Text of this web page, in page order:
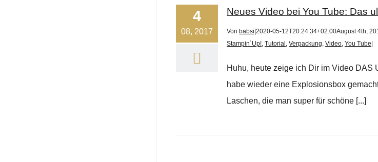
4
08, 2017
Neues Video bei You Tube: Das
Von babsi 2020-05-12T20:24:34+02:00August 4th,
Stampin´Up!, Tutorial , Verpackung, Video, You Tube
Huhu, heute zeige ich Dir im Video DAS
habe wieder eine Explosionsbox
Laschen, die man super für schöne [...]